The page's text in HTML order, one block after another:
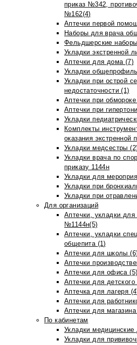
приказ №342,
№162(4)
Аптечки первой
Наборы для врача
Фельдшерские
Укладки экстренной
Аптечки для дома (7)
Укладки
Укладки при острой
недостаточности (1)
Аптечки при
Аптечки при
Укладки
Комплекты
оказания
Укладки медсестры
Укладки врача по
приказу 1144н
Укладки для
Укладки при
Укладки при
Для организаций
Аптечки, укладки для
№1144н(5)
Аптечки, укладки
общепита (1)
Аптечки для школы
Аптечки
Аптечки для офиса (5)
Аптечки для
Аптечка для лагеря
Аптечки для
Аптечки для
По кабинетам
Укладки
Укладки для